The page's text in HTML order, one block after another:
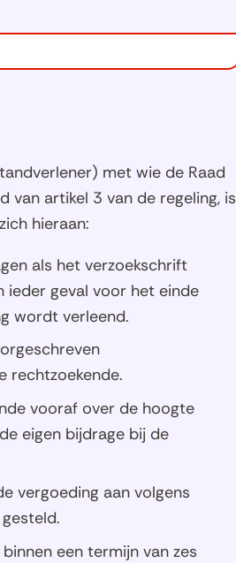
met wie de Raad
van artikel 3 van de regeling, is
hieraan:
als het verzoekschrift
ieder geval voor het einde
wordt verleend.
rechtzoekende.
vooraf over de hoogte
eigen bijdrage bij de
vergoeding aan volgens
een termijn van zes